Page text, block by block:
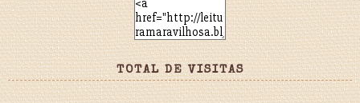
TOTAL DE VISITAS